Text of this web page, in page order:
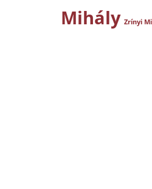
Mihály Zrínyi